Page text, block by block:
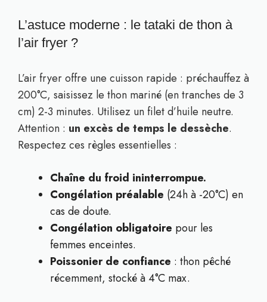
L’astuce moderne : le tataki de thon à
l’air fryer ?
L’air fryer offre une cuisson rapide : préchauffez à
200°C, saisissez le thon mariné (en tranches de 3
cm) 2-3 minutes. Utilisez un filet d’huile neutre.
Attention : un excès de temps le dessèche.
Respectez ces règles essentielles :
Chaîne du froid ininterrompue.
Congélation préalable (24h à -20°C) en
cas de doute.
Congélation obligatoire pour les
femmes enceintes.
Poissonier de confiance : thon pêché
récemment, stocké à 4°C max.